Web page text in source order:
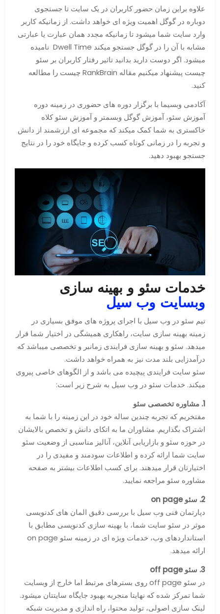
علاوه براین زمان حضور کاربران در یک سایت تا جستجوی
دوباره در گوگل اهمیت ویژه ای خواهد داشت. از زمانیکه کاربر
وارد سایت شما میشود تا زمانیکه مجدد همان عبارت یا عبارتی
مشابه با آن را در گوگل جستجو میکند Dwell Time نامیده
میشود. اگر دوست دارید بدانید تاثیر رفتار کاربران بر سئو
چیست پیشنهاد میکنیم مقاله RankBrain چیست را مطالعه
کنید.
آکادمی وبسیما با برگزار دوره های حضوری در زمینه دوره
آموزش سئو، آموزش گوگل وبسمتر و آموزش سئو کلاه
خاکستری به شما کمک میکند که مجموعه ای ارزشمند از دانش
و تجربه را در زمانی کوتاه کسب کرده و جایگاه خود را در نتایج
جستجو بهبود دهید.
خدمات سئو و بهینه سازی
وبسایت وب سیل
تیم سئو در وب سیل با اجرای پروژه های موفق بسیاری در
زمینه بهینه سازی سایت، راهکاری همیشگی در اختیار شما قرار
میدهد. سئو و بهینه سازی فرایندی زمانبر و تخصصی میباشد که
درآمدزایی بلند مدت نیز به همراه خواهد داشت.
سئو سایت فرایندی پیچیده می باشد و از الگوهای خاصی پیروی
میکند. خدمات سئو در وب سیل به شرح زیر است:
1. مشاوره تخصصی سئو
مفتخریم که تجربه چندین ساله خود در این زمینه را با شما به
اشتراک بگذاریم. مشاوران ما به اتکای دانش و تخصص بالایشان
در حوزه سئو و بازاریابی آنلاین، آنالیز مناسبی از وضعیت سئو
سایت شما ارائه کرده و اطلاعات سودمند و مفیدی را در
اختیارتان قرار میدهند. برای کسب اطلاعات بیشتر به صفحه
مشاوره سئو مراجعه نمایید.
2. سئو on page
دپارتمان فنی وب سیل با بررسی دقیق المان های کدنویسی
موثر در سئو سایت شما، با بهینه سازی کدنویسی مطابق با
استانداردهای وب، خدمات ویژه ای در زمینه سئو on page
ارائه میدهد.
3. سئو off page
در سئو off page روی بسترهای مرتبط اما خارج از وبسایت
شما تمرکز شده که نهایتا منجربه بهبود جایگاه سایتتان میشود.
لینک سازی اصولی، تولید محتوا، راه اندازی و مدیریت شبکه